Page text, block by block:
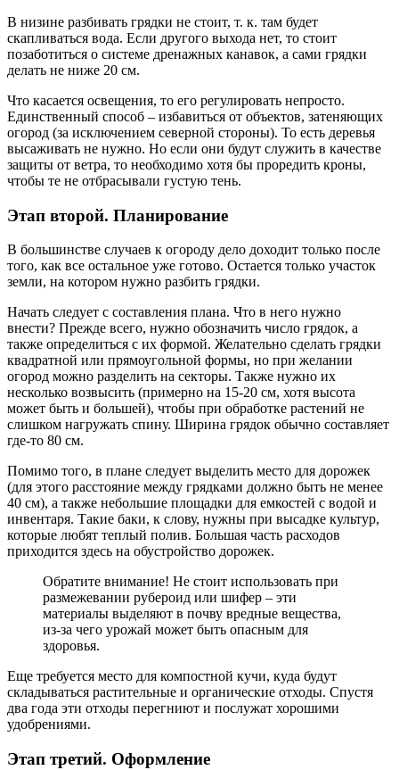
В низине разбивать грядки не стоит, т. к. там будет
скапливаться вода. Если другого выхода нет, то стоит
позаботиться о системе дренажных канавок, а сами грядки
делать не ниже 20 см.
Что касается освещения, то его регулировать непросто.
Единственный способ – избавиться от объектов, затеняющих
огород (за исключением северной стороны). То есть деревья
высаживать не нужно. Но если они будут служить в качестве
защиты от ветра, то необходимо хотя бы проредить кроны,
чтобы те не отбрасывали густую тень.
Этап второй. Планирование
В большинстве случаев к огороду дело доходит только после
того, как все остальное уже готово. Остается только участок
земли, на котором нужно разбить грядки.
Начать следует с составления плана. Что в него нужно
внести? Прежде всего, нужно обозначить число грядок, а
также определиться с их формой. Желательно сделать грядки
квадратной или прямоугольной формы, но при желании
огород можно разделить на секторы. Также нужно их
несколько возвысить (примерно на 15-20 см, хотя высота
может быть и большей), чтобы при обработке растений не
слишком нагружать спину. Ширина грядок обычно составляет
где-то 80 см.
Помимо того, в плане следует выделить место для дорожек
(для этого расстояние между грядками должно быть не менее
40 см), а также небольшие площадки для емкостей с водой и
инвентаря. Такие баки, к слову, нужны при высадке культур,
которые любят теплый полив. Большая часть расходов
приходится здесь на обустройство дорожек.
Обратите внимание! Не стоит использовать при
размежевании рубероид или шифер – эти
материалы выделяют в почву вредные вещества,
из-за чего урожай может быть опасным для
здоровья.
Еще требуется место для компостной кучи, куда будут
складываться растительные и органические отходы. Спустя
два года эти отходы перегниют и послужат хорошими
удобрениями.
Этап третий. Оформление